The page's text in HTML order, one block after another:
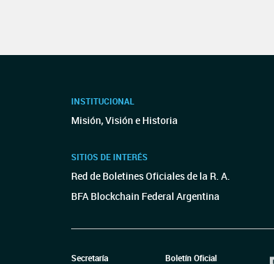
INSTITUCIONAL
Misión, Visión e Historia
SITIOS DE INTERÉS
Red de Boletines Oficiales de la R. A.
BFA Blockchain Federal Argentina
Secretaría Boletín Oficial